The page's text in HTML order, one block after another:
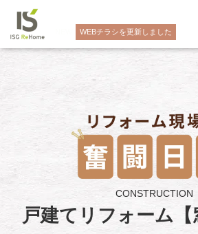
WEBチラシを更新しました
戸建てリフォーム【
CONSTRUCTION